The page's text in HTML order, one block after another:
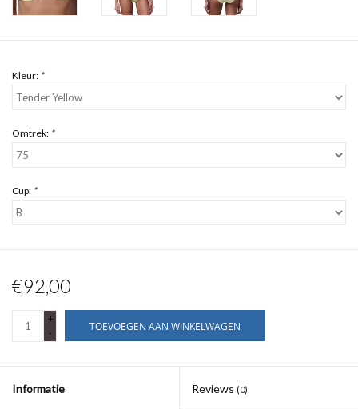
Kleur: *
Omtrek: *
Cup: *
€92,00
+
-
TOEVOEGEN AAN WINKELWAGEN
Informatie Reviews (0)